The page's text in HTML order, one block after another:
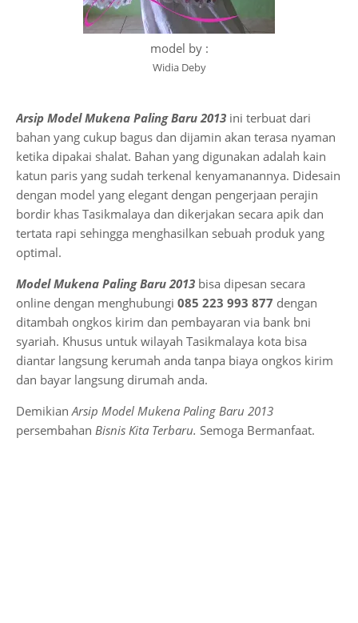
model by :
Widia Deby
Arsip Model Mukena Paling Baru 2013 ini terbuat dari
bahan yang cukup bagus dan dijamin akan terasa nyaman
ketika dipakai shalat. Bahan yang digunakan adalah kain
katun paris yang sudah terkenal kenyamanannya. Didesain
dengan model yang elegant dengan pengerjaan perajin
bordir khas Tasikmalaya dan dikerjakan secara apik dan
tertata rapi sehingga menghasilkan sebuah produk yang
optimal.
Model Mukena Paling Baru 2013 bisa dipesan secara
online dengan menghubungi 085 223 993 877 dengan
ditambah ongkos kirim dan pembayaran via bank bni
syariah. Khusus untuk wilayah Tasikmalaya kota bisa
diantar langsung kerumah anda tanpa biaya ongkos kirim
dan bayar langsung dirumah anda.
DemikianArsip Model Mukena Paling Baru 2013
persembahan Bisnis Kita Terbaru. Semoga Bermanfaat.